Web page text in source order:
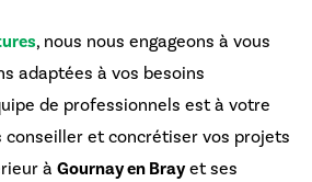
, nous nous engageons à vous
adaptées à vos besoins
de professionnels est à votre
conseiller et concrétiser vos projets
àGournay en Brayet ses